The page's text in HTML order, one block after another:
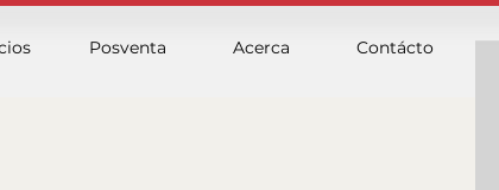
Posventa Acerca Contácto